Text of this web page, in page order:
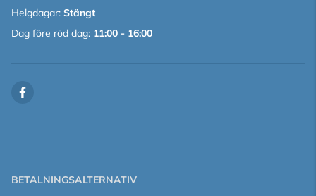
Helgdagar: Stängt
Dag före röd dag: 11:00 - 16:00
BETALNINGSALTERNATIV